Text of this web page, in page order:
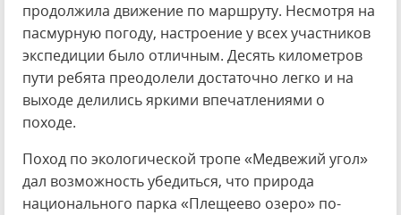
продолжила движение по маршруту. Несмотря на
пасмурную погоду, настроение у всех участников
экспедиции было отличным. Десять километров
пути ребята преодолели достаточно легко и на
выходе делились яркими впечатлениями о
походе.
Поход по экологической тропе «Медвежий угол»
дал возможность убедиться, что природа
национального парка «Плещеево озеро» по-